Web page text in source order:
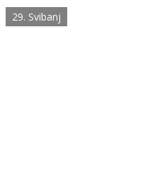
29. Svibanj